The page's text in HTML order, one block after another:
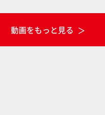
ャパン批評】
動画をもっと見る